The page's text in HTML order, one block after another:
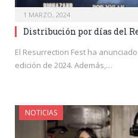
1 MARZO, 2024
Distribución por días del
El Resurrection Fest ha
edición de 2024. Además,…
NOTICIAS